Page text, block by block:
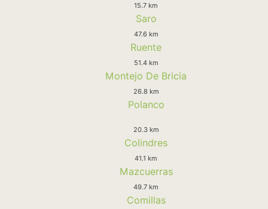
15.7 km
Saro
47.6 km
Ruente
51.4 km
Montejo De Bricia
26.8 km
Polanco
20.3 km
Colindres
41.1 km
Mazcuerras
49.7 km
Comillas